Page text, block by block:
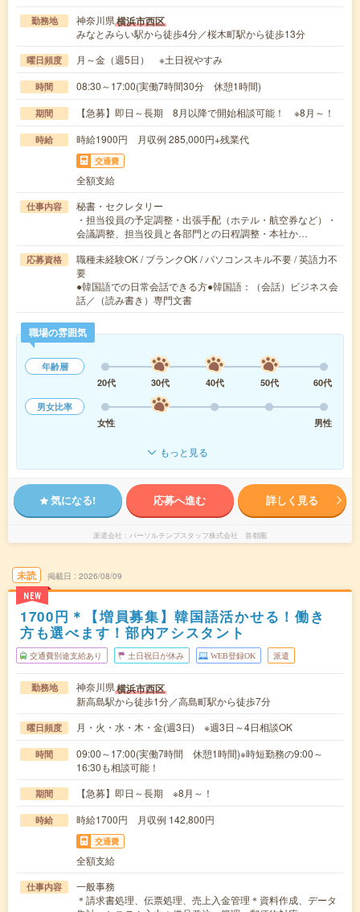
勤務地 神奈川県横浜市西区
みなとみらい駅から徒歩4分／桜木町駅から徒歩13分
曜日頻度 月～金（週5日） ※土日祝やすみ
時間 08:30～17:00(実働7時間30分 休憩1時間)
期間 【急募】即日～長期 8月以降で開始相談可能！ ※8月～！
時給 時給1900円 月収例 285,000円+残業代
交通費
全額支給
仕事内容
秘書・セクレタリー
・担当役員の予定調整・出張手配（ホテル・航空券など）・
会議調整、担当役員と各部門との日程調整・本社か…
応募資格
職種未経験OK / ブランクOK / パソコンスキル不要 / 英語力不
要
●韓国語での日常会話できる方●韓国語：（会話）ビジネス会
話／（読み書き）専門文書
職場の雰囲気
年齢層
20代
30代 40代 50代
60代
男女比率
女性
男性
もっと見る
気になる! 応募へ進む 詳しく見る
派遣会社 パーソルテンプスタッフ株式会社 首都圏
未読
NEW
掲載日 2026/08/09
1700円＊【増員募集】韓国語活かせる！働き
方も選べます！部内アシスタント
交通費別途支給あり 土日祝日が休み WEB登録OK 派遣
勤務地 神奈川県横浜市西区
新高島駅から徒歩1分／高島町駅から徒歩7分
曜日頻度 月・火・水・木・金(週3日) ※週3日～4日相談OK
時間
09:00～17:00(実働7時間 休憩1時間)※時短勤務の9:00～
16:30も相談可能！
期間 【急募】即日～長期 ※8月～！
時給 時給1700円 月収例 142,800円
交通費
全額支給
仕事内容
一般事務
＊請求書処理、伝票処理、売上入金管理＊資料作成、データ